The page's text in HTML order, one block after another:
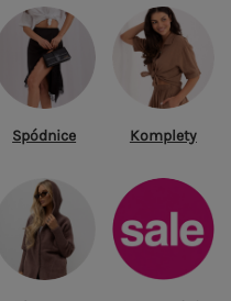
Spódnice Komplety